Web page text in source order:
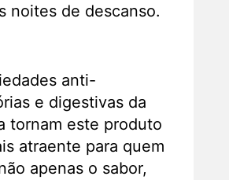
noites de descanso.
anti-
e digestivas da
tornam este produto
atraente para quem
apenas o sabor,